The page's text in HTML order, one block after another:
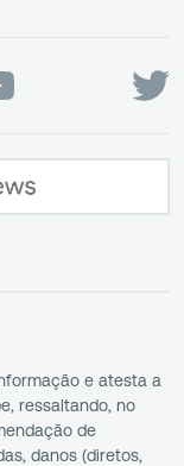
e atesta a
ressaltando, no
de
danos (diretos,